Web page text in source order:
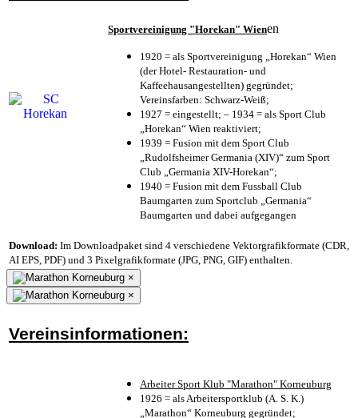
Sportvereinigung "Horekan" Wienen
1920 = als Sportvereinigung „Horekan“ Wien
(der Hotel- Restauration- und
Kaffeehausangestellten) gegründet;
Vereinsfarben: Schwarz-Weiß;
1927 = eingestellt; – 1934 = als Sport Club
„Horekan“ Wien reaktiviert;
1939 = Fusion mit dem Sport Club
„Rudolfsheimer Germania (XIV)“ zum Sport
Club „Germania XIV-Horekan“;
1940 = Fusion mit dem Fussball Club
Baumgarten zum Sportclub „Germania“
Baumgarten und dabei aufgegangen
Download: Im Downloadpaket sind 4 verschiedene Vektorgrafikformate (CDR,
AI EPS, PDF) und 3 Pixelgrafikformate (JPG, PNG, GIF) enthalten.
×
×
Vereinsinformationen:
Arbeiter Sport Klub "Marathon" Korneuburg
1926 = als Arbeitersportklub (A. S. K.)
„Marathon“ Korneuburg gegründet;